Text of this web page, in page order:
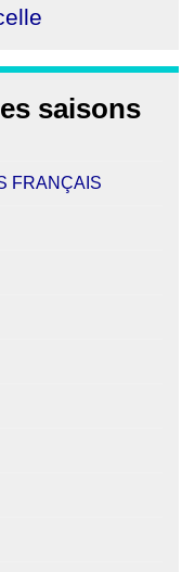
saisons
FRANÇAIS